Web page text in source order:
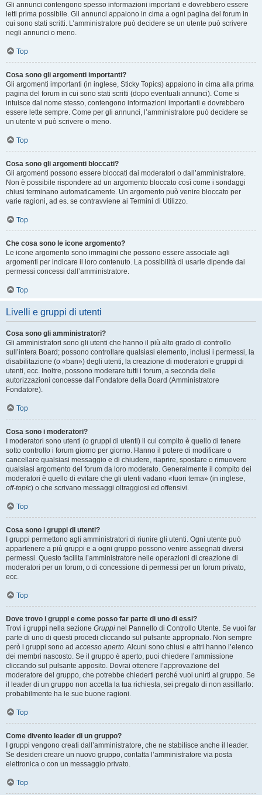
Gli annunci contengono spesso informazioni importanti e dovrebbero essere
letti prima possibile. Gli annunci appaiono in cima a ogni pagina del forum in
cui sono stati scritti. L’amministratore può decidere se un utente può scrivere
negli annunci o meno.
Top
Cosa sono gli argomenti importanti?
Gli argomenti importanti (in inglese, Sticky Topics) appaiono in cima alla prima
pagina del forum in cui sono stati scritti (dopo eventuali annunci). Come si
intuisce dal nome stesso, contengono informazioni importanti e dovrebbero
essere lette sempre. Come per gli annunci, l’amministratore può decidere se
un utente vi può scrivere o meno.
Top
Cosa sono gli argomenti bloccati?
Gli argomenti possono essere bloccati dai moderatori o dall’amministratore.
Non è possibile rispondere ad un argomento bloccato così come i sondaggi
chiusi terminano automaticamente. Un argomento può venire bloccato per
varie ragioni, ad es. se contravviene ai Termini di Utilizzo.
Top
Che cosa sono le icone argomento?
Le icone argomento sono immagini che possono essere associate agli
argomenti per indicare il loro contenuto. La possibilità di usarle dipende dai
permessi concessi dall’amministratore.
Top
Livelli e gruppi di utenti
Cosa sono gli amministratori?
Gli amministratori sono gli utenti che hanno il più alto grado di controllo
sull’intera Board; possono controllare qualsiasi elemento, inclusi i permessi, la
disabilitazione (o «ban») degli utenti, la creazione di moderatori e gruppi di
utenti, ecc. Inoltre, possono moderare tutti i forum, a seconda delle
autorizzazioni concesse dal Fondatore della Board (Amministratore
Fondatore).
Top
Cosa sono i moderatori?
I moderatori sono utenti (o gruppi di utenti) il cui compito è quello di tenere
sotto controllo i forum giorno per giorno. Hanno il potere di modificare o
cancellare qualsiasi messaggio e di chiudere, riaprire, spostare o rimuovere
qualsiasi argomento del forum da loro moderato. Generalmente il compito dei
moderatori è quello di evitare che gli utenti vadano «fuori tema» (in inglese,
off-topic) o che scrivano messaggi oltraggiosi ed offensivi.
Top
Cosa sono i gruppi di utenti?
I gruppi permettono agli amministratori di riunire gli utenti. Ogni utente può
appartenere a più gruppi e a ogni gruppo possono venire assegnati diversi
permessi. Questo facilita l’amministratore nelle operazioni di creazione di
moderatori per un forum, o di concessione di permessi per un forum privato,
ecc.
Top
Dove trovo i gruppi e come posso far parte di uno di essi?
Trovi i gruppi nella sezione Gruppi nel Pannello di Controllo Utente. Se vuoi far
parte di uno di questi procedi cliccando sul pulsante appropriato. Non sempre
però i gruppi sono ad accesso aperto. Alcuni sono chiusi e altri hanno l’elenco
dei membri nascosto. Se il gruppo è aperto, puoi chiedere l’ammissione
cliccando sul pulsante apposito. Dovrai ottenere l’approvazione del
moderatore del gruppo, che potrebbe chiederti perché vuoi unirti al gruppo. Se
il leader di un gruppo non accetta la tua richiesta, sei pregato di non assillarlo:
probabilmente ha le sue buone ragioni.
Top
Come divento leader di un gruppo?
I gruppi vengono creati dall’amministratore, che ne stabilisce anche il leader.
Se desideri creare un nuovo gruppo, contatta l’amministratore via posta
elettronica o con un messaggio privato.
Top